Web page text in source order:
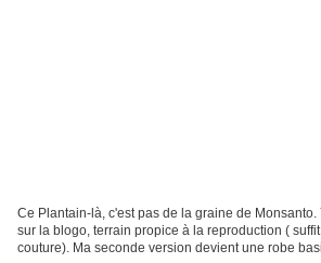
Ce Plantain-là, c'est pas de la graine de
sur la blogo, terrain propice à la reproduction (
couture). Ma seconde version devient une robe